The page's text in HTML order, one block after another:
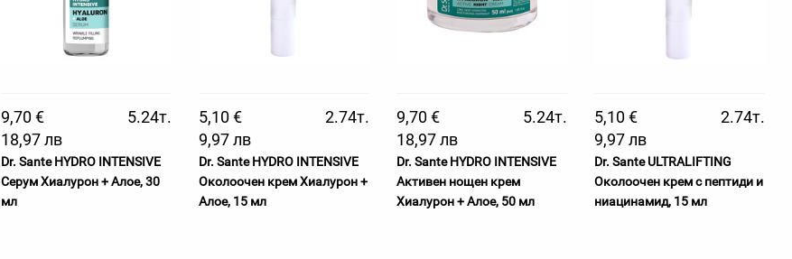
9,70 €
5.24т.
18,97 лв
Dr. Sante HYDRO INTENSIVE
Серум Хиалурон + Алое, 30
мл
5,10 €
2.74т.
9,97 лв
Dr. Sante HYDRO INTENSIVE
Околоочен крем Хиалурон +
Алое, 15 мл
9,70 €
5.24т.
18,97 лв
Dr. Sante HYDRO INTENSIVE
Активен нощен крем
Хиалурон + Алое, 50 мл
5,10 €
2.74т.
9,97 лв
Dr. Sante ULTRALIFTING
Околоочен крем с пептиди и
ниацинамид, 15 мл